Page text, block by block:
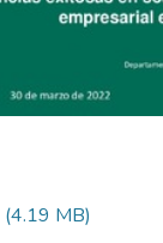
(4.19 MB)